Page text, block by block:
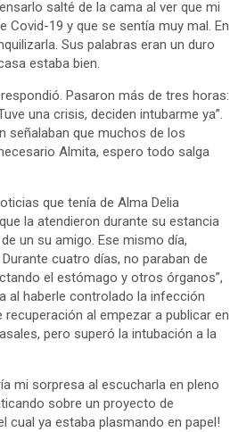
salté de la cama al ver que mi
Covid-19 y que se sentía muy mal. En
Sus palabras eran un duro
estaba bien.
Pasaron más de tres horas:
una crisis, deciden intubarme ya”.
señalaban que muchos de los
Almita, espero todo salga
que tenía de Alma Delia
la atendieron durante su estancia
un su amigo. Ese mismo día,
cuatro días, no paraban de
el estómago y otros órganos”,
al haberle controlado la infección
al empezar a publicar en
pero superó la intubación a la
sorpresa al escucharla en pleno
sobre un proyecto de
cual ya estaba plasmando en papel!